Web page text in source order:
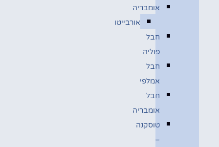
אומבריה
אורבייטו
חבל
פוליה
חבל
אמלפי
חבל
אומבריה
טוסקנה
–